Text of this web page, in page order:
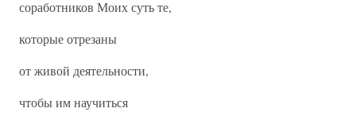
соработников Моих суть те,
которые отрезаны
от живой деятельности,
чтобы им научиться